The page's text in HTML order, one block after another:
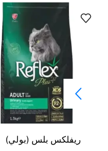
ريفلكس بلس (بولي)